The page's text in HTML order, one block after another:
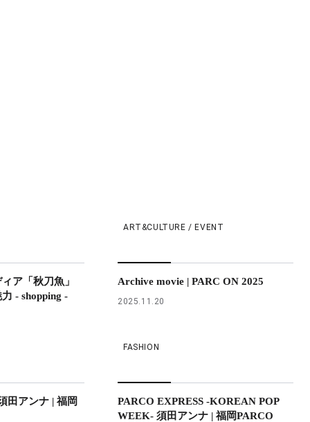
ア「秋刀魚」
- shopping -
ART&CULTURE / EVENT
Archive movie | PARC ON 2025
2025.11.20
田アンナ | 福岡
FASHION
PARCO EXPRESS -KOREAN POP
WEEK- 須田アンナ | 福岡PARCO